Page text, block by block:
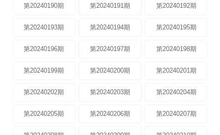
第20240190期 第20240191期 第20240192期
第20240193期 第20240194期 第20240195期
第20240196期 第20240197期 第20240198期
第20240199期 第20240200期 第20240201期
第20240202期 第20240203期 第20240204期
第20240205期 第20240206期 第20240207期